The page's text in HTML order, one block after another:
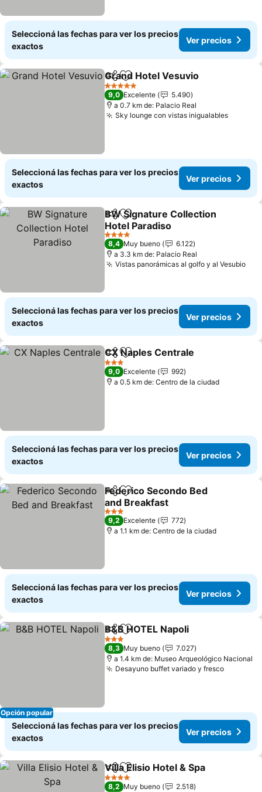
Seleccioná las fechas para ver los precios
exactos
Ver precios
CompartirAñadir a favoritos
Grand Hotel Vesuvio
5 Estrellas
9,0 Excelente
5.490
a 0.7 km de: Palacio Real
Sky lounge con vistas inigualablesVer
Seleccioná las fechas para ver los precios
exactos
Ver precios
CompartirAñadir a favoritos
BW Signature Collection
Hotel Paradiso
Ver precios
4 Estrellas
8,4 Muy bueno
6.122
a 3.3 km de: Palacio Real
Vistas panorámicas al golfo y al Vesubio
Seleccioná las fechas para ver los precios
exactos
Ver precios
CompartirAñadir a favoritos
CX Naples Centrale
3 Estrellas
9,0 Excelente
992
a 0.5 km de: Centro de la ciudad
Seleccioná las fechas para ver los precios
exactos
Ver precios
CompartirAñadir a favoritos
Federico Secondo Bed
and Breakfast
Ver precios
3 Estrellas
9,2 Excelente
772
a 1.1 km de: Centro de la ciudad
Seleccioná las fechas para ver los precios
exactos
Ver precios
Opción popular
CompartirAñadir a favoritos
B&B HOTEL Napoli
3 Estrellas
8,3 Muy bueno
7.027
a 1.4 km de: Museo Arqueológico Nacional
Desayuno buffet variado y frescoVer
Seleccioná las fechas para ver los precios
exactos
Ver precios
CompartirAñadir a favoritos
Villa Elisio Hotel & Spa
4 Estrellas
8,2 Muy bueno
2.518